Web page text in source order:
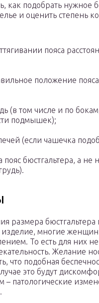
подобрать нужное
и оценить степень
пояса
положение
(в том числе и по
подмышек);
(если чашечка
бюстгальтера, а не
размера бюстгальтера
многие
То есть для них
Желание
что подобная
это будут
– патологические